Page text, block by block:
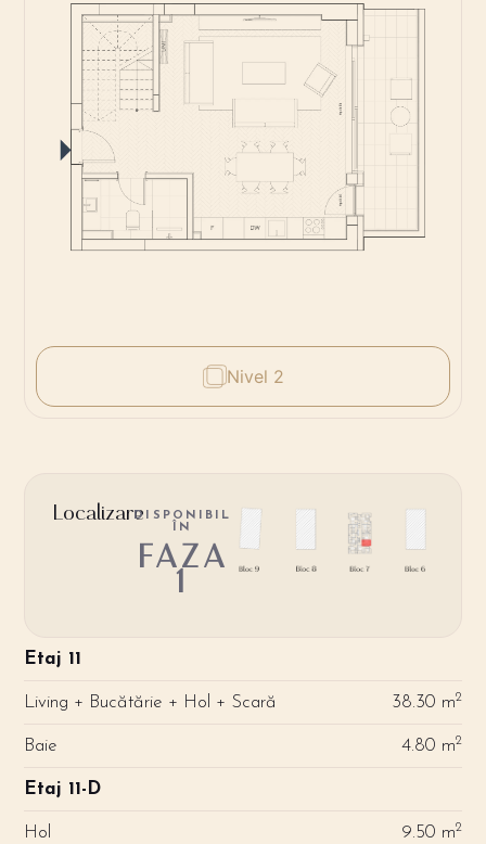
Nivel 2
LocalizareDISPONIBIL
ÎN
FAZA
1
Etaj 11
Living + Bucătărie + Hol + Scară 38.30 m2
Baie 4.80 m2
Etaj 11-D
Hol 9.50 m2